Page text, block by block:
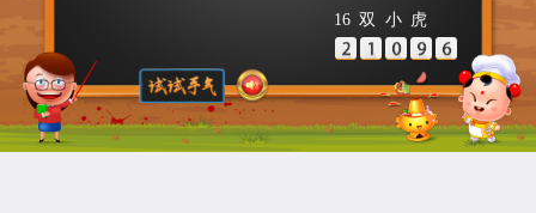
16 双 小 虎